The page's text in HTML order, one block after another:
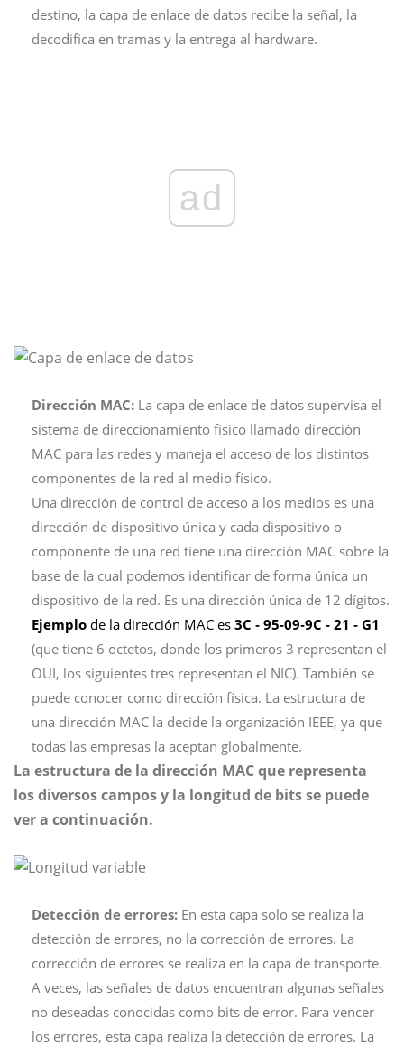
destino, la capa de enlace de datos recibe la señal, la
decodifica en tramas y la entrega al hardware.
ad
Dirección MAC: La capa de enlace de datos supervisa el
sistema de direccionamiento físico llamado dirección
MAC para las redes y maneja el acceso de los distintos
componentes de la red al medio físico.
Una dirección de control de acceso a los medios es una
dirección de dispositivo única y cada dispositivo o
componente de una red tiene una dirección MAC sobre la
base de la cual podemos identificar de forma única un
dispositivo de la red. Es una dirección única de 12 dígitos.
Ejemplo de la dirección MAC es 3C ‑ 95-09‑9C ‑ 21 ‑ G1
(que tiene 6 octetos, donde los primeros 3 representan el
OUI, los siguientes tres representan el NIC). También se
puede conocer como dirección física. La estructura de
una dirección MAC la decide la organización IEEE, ya que
todas las empresas la aceptan globalmente.
La estructura de la dirección MAC que representa
los diversos campos y la longitud de bits se puede
ver a continuación.
Detección de errores: En esta capa solo se realiza la
detección de errores, no la corrección de errores. La
corrección de errores se realiza en la capa de transporte.
A veces, las señales de datos encuentran algunas señales
no deseadas conocidas como bits de error. Para vencer
los errores, esta capa realiza la detección de errores. La